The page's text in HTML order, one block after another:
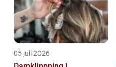
05 juli 2026